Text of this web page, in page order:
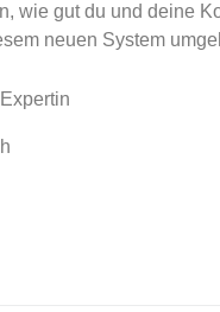
wie gut du und deine
neuen System